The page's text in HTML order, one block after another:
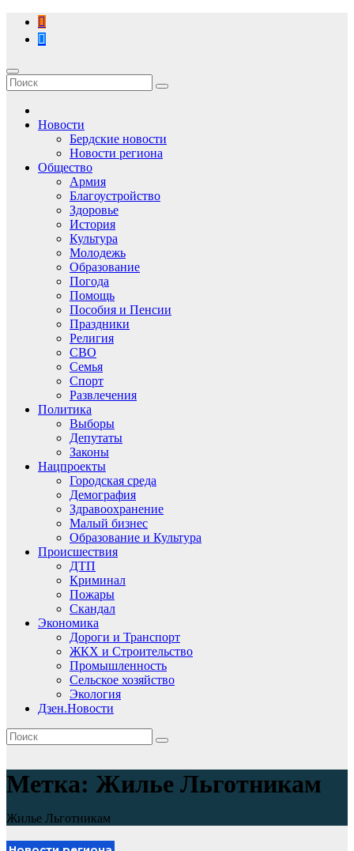
Перейти
содержимому
Новости
Бердские новости
Новости региона
Общество
Армия
Благоустройство
Здоровье
История
Культура
Молодежь
Образование
Погода
Помощь
Пособия и Пенсии
Праздники
Религия
СВО
Семья
Спорт
Развлечения
Политика
Выборы
Депутаты
Законы
Нацпроекты
Городская среда
Демография
Здравоохранение
Малый бизнес
Образование и Культура
Происшествия
ДТП
Криминал
Пожары
Скандал
Экономика
Дороги и Транспорт
ЖКХ и Строительство
Промышленность
Сельское хозяйство
Экология
Дзен.Новости
Метка: Жилье Льготникам
Жилье Льготникам